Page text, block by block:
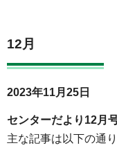
12月
2023年11月25日
センターだより12月
主な記事は以下の通り